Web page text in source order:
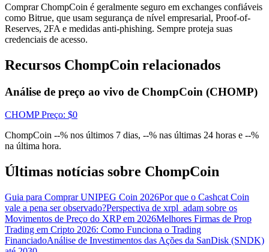
Conecte-seInscrever-se
Comprar ChompCoin é geralmente seguro em exchanges confiáveis
​​como Bitrue, que usam segurança de nível empresarial, Proof-of-
Reserves, 2FA e medidas anti-phishing. Sempre proteja suas
credenciais de acesso.
Recursos ChompCoin relacionados
Análise de preço ao vivo de ChompCoin (CHOMP)
CHOMP Preço: $0
ChompCoin --% nos últimos 7 dias, --% nas últimas 24 horas e --%
na última hora.
Últimas notícias sobre ChompCoin
Guia para Comprar UNIPEG Coin 2026Por que o Cashcat Coin
vale a pena ser observado?Perspectiva de xrpl_adam sobre os
Movimentos de Preço do XRP em 2026Melhores Firmas de Prop
Trading em Cripto 2026: Como Funciona o Trading
FinanciadoAnálise de Investimentos das Ações da SanDisk (SNDK)